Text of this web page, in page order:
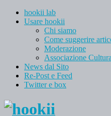
hookii lab
Usare hookii
Chi siamo
Come suggerire
Moderazione
Associazione
News dal Sito
Re-Post e Feed
Twitter e box